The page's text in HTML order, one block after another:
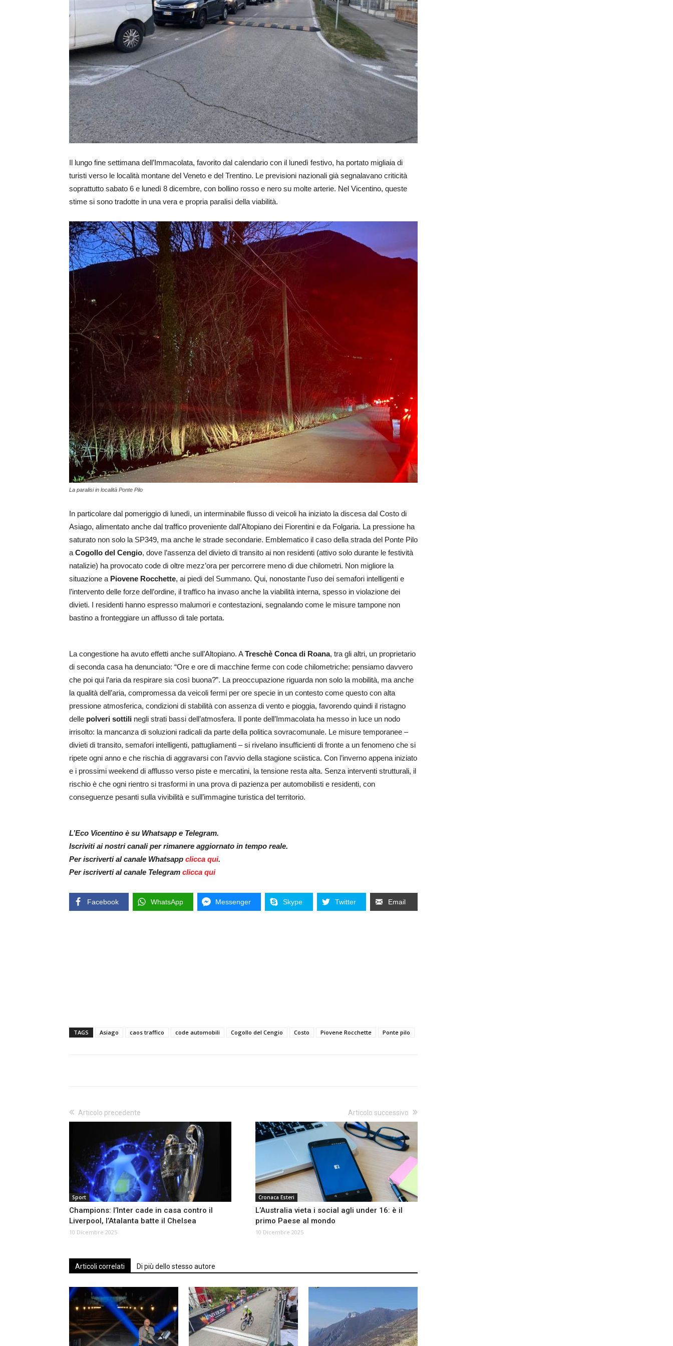
Il lungo fine settimana dell’Immacolata, favorito dal calendario con il lunedì festivo, ha portato migliaia di
turisti verso le località montane del Veneto e del Trentino. Le previsioni nazionali già segnalavano criticità
soprattutto sabato 6 e lunedì 8 dicembre, con bollino rosso e nero su molte arterie. Nel Vicentino, queste
stime si sono tradotte in una vera e propria paralisi della viabilità.
La paralisi in località Ponte Pilo
In particolare dal pomeriggio di lunedì, un interminabile flusso di veicoli ha iniziato la discesa dal Costo di
Asiago, alimentato anche dal traffico proveniente dall’Altopiano dei Fiorentini e da Folgaria. La pressione ha
saturato non solo la SP349, ma anche le strade secondarie. Emblematico il caso della strada del Ponte Pilo
a Cogollo del Cengio, dove l’assenza del divieto di transito ai non residenti (attivo solo durante le festività
natalizie) ha provocato code di oltre mezz’ora per percorrere meno di due chilometri. Non migliore la
situazione a Piovene Rocchette, ai piedi del Summano. Qui, nonostante l’uso dei semafori intelligenti e
l’intervento delle forze dell’ordine, il traffico ha invaso anche la viabilità interna, spesso in violazione dei
divieti. I residenti hanno espresso malumori e contestazioni, segnalando come le misure tampone non
bastino a fronteggiare un afflusso di tale portata.
La congestione ha avuto effetti anche sull’Altopiano. ATreschè Conca di Roana, tra gli altri, un proprietario
di seconda casa ha denunciato: “Ore e ore di macchine ferme con code chilometriche: pensiamo davvero
che poi qui l’aria da respirare sia così buona?”. La preoccupazione riguarda non solo la mobilità, ma anche
la qualità dell’aria, compromessa da veicoli fermi per ore specie in un contesto come questo con alta
pressione atmosferica, condizioni di stabilità con assenza di vento e pioggia, favorendo quindi il ristagno
delle polveri sottili negli strati bassi dell’atmosfera. Il ponte dell’Immacolata ha messo in luce un nodo
irrisolto: la mancanza di soluzioni radicali da parte della politica sovracomunale. Le misure temporanee –
divieti di transito, semafori intelligenti, pattugliamenti – si rivelano insufficienti di fronte a un fenomeno che si
ripete ogni anno e che rischia di aggravarsi con l’avvio della stagione sciistica. Con l’inverno appena iniziato
e i prossimi weekend di afflusso verso piste e mercatini, la tensione resta alta. Senza interventi strutturali, il
rischio è che ogni rientro si trasformi in una prova di pazienza per automobilisti e residenti, con
conseguenze pesanti sulla vivibilità e sull’immagine turistica del territorio.
L’Eco Vicentino è su Whatsapp e Telegram.
Iscriviti ai nostri canali per rimanere aggiornato in tempo reale.
Per iscriverti al canale Whatsapp clicca qui.
Per iscriverti al canale Telegram clicca qui
Facebook WhatsApp Messenger Skype Twitter Email
TAGS Asiago caos traffico code automobili Cogollo del Cengio Costo Piovene Rocchette Ponte pilo
Articolo precedente
Sport
Champions: l’Inter cade in casa contro il
Liverpool, l’Atalanta batte il Chelsea
10 Dicembre 2025
Articolo successivo
Cronaca Esteri
L’Australia vieta i social agli under 16: è il
primo Paese al mondo
10 Dicembre 2025
Articoli correlati Di più dello stesso autore